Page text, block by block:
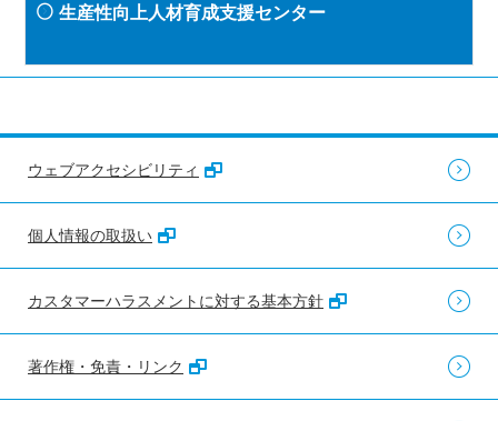
生産性向上人材育成支援センター
ウェブアクセシビリティ
個人情報の取扱い
カスタマーハラスメントに対する基本方針
著作権・免責・リンク